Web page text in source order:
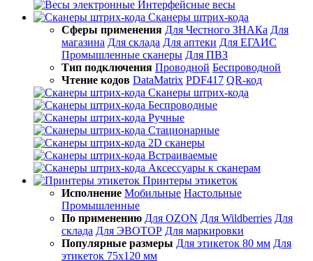
Интерфейсные весы
Сканеры штрих-кода
Сферы применения Для Честного ЗНАКа Для
магазина Для склада Для аптеки Для ЕГАИС
Промышленные сканеры Для ПВЗ
Тип подключения Проводной Беспроводной
Чтение кодов DataMatrix PDF417 QR-код
Сканеры штрих-кода
Беспроводные
Ручные
Стационарные
2D сканеры
Встраиваемые
Аксессуары к сканерам
Принтеры этикеток
Исполнение Мобильные Настольные
Промышленные
По применению Для OZON Для Wildberries Для
склада Для ЭВОТОР Для маркировки
Популярные размеры Для этикеток 80 мм Для
этикеток 75х120 мм